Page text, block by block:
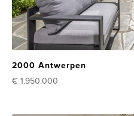
2000 Antwerpen
€ 1.950.000